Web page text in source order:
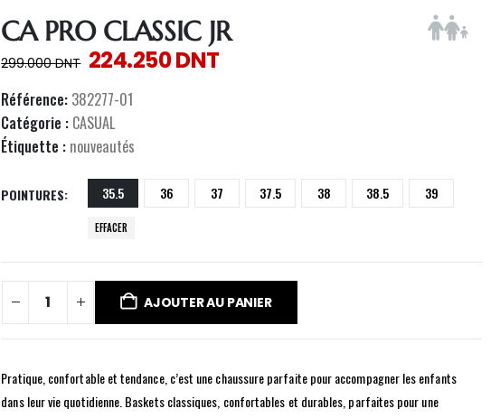
CA PRO CLASSIC JR
299.000DNT 224.250DNT
Référence: 382277-01
Catégorie : CASUAL
Étiquette : nouveautés
POINTURES 35.5 36 37 37.5 38 38.5 39
EFFACER
AJOUTER AU PANIER
Pratique, confortable et tendance, c’est une chaussure parfaite pour accompagner les enfants
dans leur vie quotidienne. Baskets classiques, confortables et durables, parfaites pour une